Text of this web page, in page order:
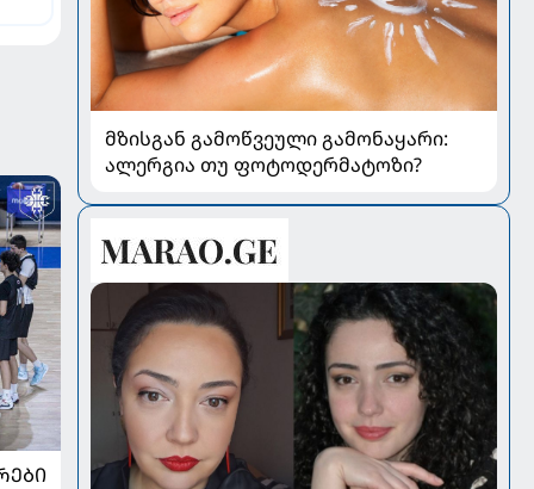
მზისგან გამოწვეული გამონაყარი:
ალერგია თუ ფოტოდერმატოზი?